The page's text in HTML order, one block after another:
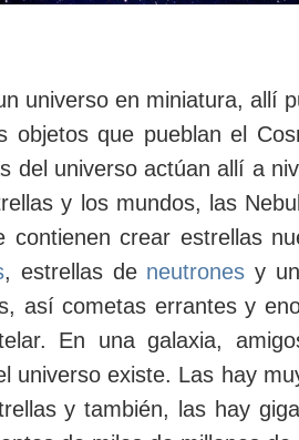
universo en miniatura, allí
objetos que pueblan el
del universo actúan allí a
y los mundos, las
contienen crear estrellas
, estrellas de neutrones y
así cometas errantes y
En una galaxia,
universo existe. Las hay
y también, las hay